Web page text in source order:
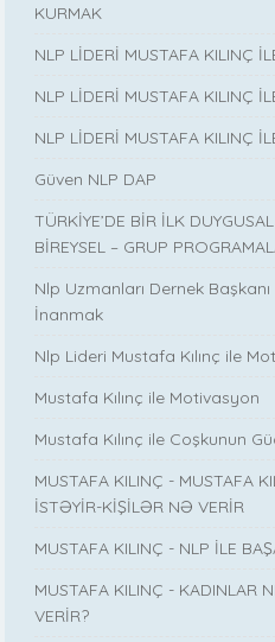
KURMAK
NLP LİDERİ MUSTAFA KILINÇ
NLP LİDERİ MUSTAFA KILINÇ
NLP LİDERİ MUSTAFA KILINÇ
Güven NLP DAP
TÜRKİYE’DE BİR İLK
BİREYSEL – GRUP
Nlp Uzmanları Dernek
İnanmak
Nlp Lideri Mustafa Kılınç ile
Mustafa Kılınç ile Motivasyon
Mustafa Kılınç ile Coşkunun
MUSTAFA KILINÇ - MUSTAFA
İSTƏYİR-KİŞİLƏR NƏ VERİR
MUSTAFA KILINÇ - NLP İLE
MUSTAFA KILINÇ - KADINLAR
VERİR?